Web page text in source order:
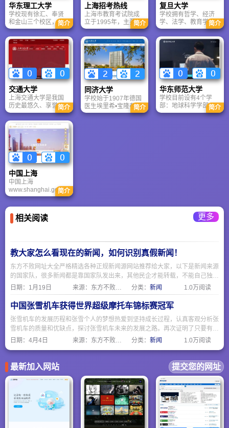
实验室，科研实力强
劲，“十四五”获国家级
项目835项。作为国家
临床教学培训示范中
心，医院辐射长三
角，连续18年绩效考
核A等，致力于建设亚
洲一流医学中心。
业精神，致力于为客
户提供一揽子人力资
源综合树立三维服务
观，并设立了客服后
援部，通过沙龙、讲
座等活动为客户提供
全方位的服务。
华东理工大学
学校现有徐汇、奉贤
和金山三个校区，占
地总面积2535亩，各
类建筑总面积96万平
方米，图书馆总藏书
量343万册。建有分析
中心等国家级计量认
证单位。以乒乓球为
代表的“体教结合”工
作，建立了“一条龙”培
养大学生运动员的创
新机制
简介
上海招考热线
上海市教育考试院成
立于1995年，主要承
担全市义务教育阶段
以后的各级各类教育
考试招生工作。其主
要职责是：贯彻执行
党和国家关于教育考
试和招生工作的各项
方针、政策和法规；
开展教育考试的科研
和开发；深化教育考
试制度的改革；组织
实施教育考试与招生
工作方案；促进与境
简介
复旦大学
学校拥有哲学、经济
学、法学、教育学、
文学、历史学、理
学、工学、医学、管
理学、艺术学等11个
学科门类；2017年，
学校入选“双一流”建设
高校名单，确立了27
个“双一流”建设学科，
是一所世界知名、国
内顶尖的综合性研究
型大学。
简介
交通大学
上海交通大学是我国
历史最悠久、享誉海
内外的著名高等学府
之一，是教育部直属
并与上海市共建的全
国重点大学。经过120
多年的不懈努力，上
海交通大学已经成为
一所“综合性、研究
型、国际化”的国内一
流、国际知名大学。
简介
同济大学
学校始于1907年德国
医生埃里希•宝隆在中
德两国政府和社会各
简介
华东师范大学
学校目前设有4个学
部：地球科学学部、
教育学部、经济与管
院、传播学院、音乐
简介
中国上海
中国上海
www.shanghai.gov.cn
是在上海市委、市政
府领导亲自关心、指
导下建立和发展起来
的政府门户网站。中
门在互联网上发布权
威政府信息和提供在
线服务的总平台。中
国上海网站的主要栏
目：上海要闻、政府
窗、网上政务大厅、
简介
相关阅读 更多
教大家怎么看现在的新闻，如何识别真假新闻！
东方不败网址大全严格精选各种正规新闻源网站推荐给大家，以下是新闻来源
的国家队，很多新闻都是靠国家队发出来，其他民企才能转载，不能自己独立
创造涉外和政策的新闻。
日期： 1月19日 来源：东方不败网址大全 分类：新闻 1.0万阅读
中国张雪机车获得世界超级摩托车锦标赛冠军
张雪机车的发展历程和张雪个人的梦想热爱到坚持成长过程，认真客观分析张
雪机车的质量和优缺点，探讨张雪机车未来的发展之路。再次证明了只要有中
国强大繁荣社会作为平台，任何人只要通过努力，都可以实现中国梦。
日期： 4月4日 来源：东方不败网址大全 分类：新闻 1.0万阅读
最新加入网站 提交您的网址